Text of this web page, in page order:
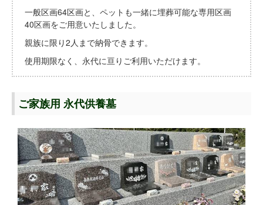
一般区画64区画と、ペットも一緒に埋葬可能な専用区画
40区画をご用意いたしました。
親族に限り2人まで納骨できます。
使用期限なく、永代に亘りご利用いただけます。
ご家族用 永代供養墓